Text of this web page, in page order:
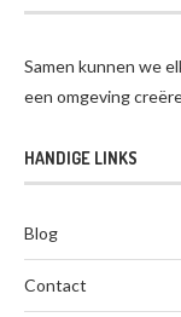
Samen kunnen we
een omgeving
HANDIGE LINKS
Blog
Contact